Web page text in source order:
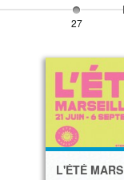
27
L'ÉTÉ